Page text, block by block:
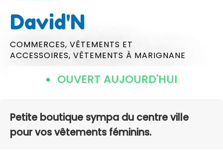
David'N
COMMERCES, VÊTEMENTS ET
ACCESSOIRES, VÊTEMENTS À MARIGNANE
OUVERT AUJOURD'HUI
Petite boutique sympa du centre ville
pour vos vêtements féminins.